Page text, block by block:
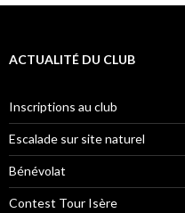
ACTUALITÉ DU CLUB
Inscriptions au club
Escalade sur site naturel
Bénévolat
Contest Tour Isère